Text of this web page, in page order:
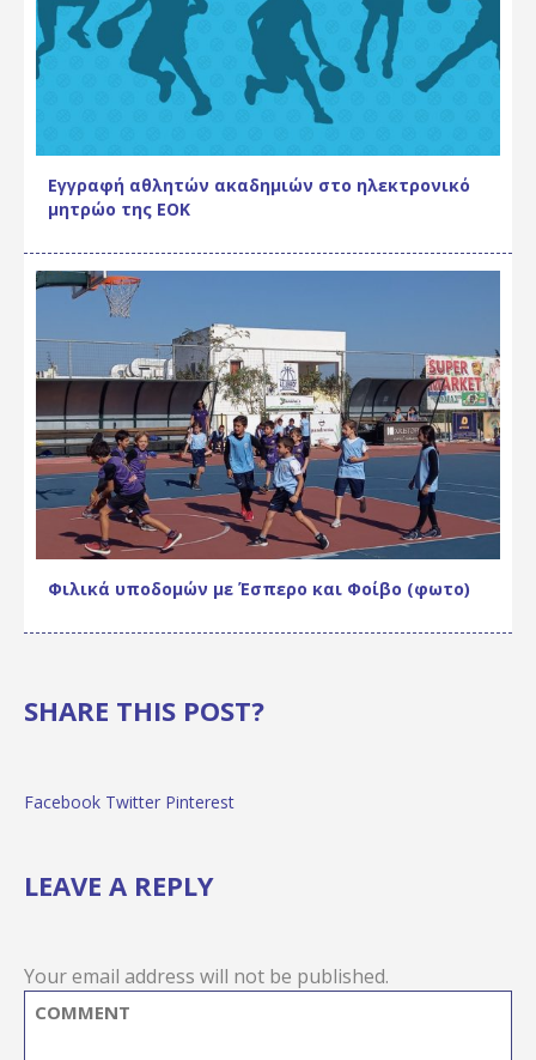
Εγγραφή αθλητών ακαδημιών στο ηλεκτρονικό
μητρώο της ΕΟΚ
Φιλικά υποδομών με Έσπερο και Φοίβο (φωτο)
SHARE THIS POST?
Facebook Twitter Pinterest
LEAVE A REPLY
Your email address will not be published.